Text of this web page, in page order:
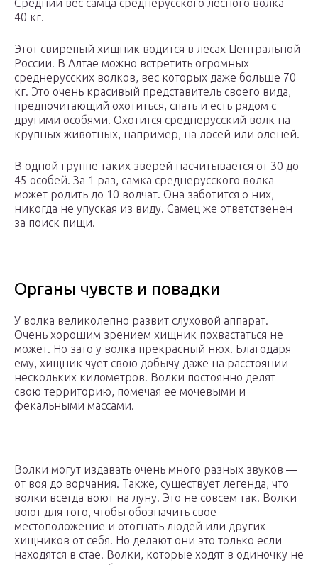
Средний вес самца среднерусского лесного волка –
40 кг.
Этот свирепый хищник водится в лесах Центральной
России. В Алтае можно встретить огромных
среднерусских волков, вес которых даже больше 70
кг. Это очень красивый представитель своего вида,
предпочитающий охотиться, спать и есть рядом с
другими особями. Охотится среднерусский волк на
крупных животных, например, на лосей или оленей.
В одной группе таких зверей насчитывается от 30 до
45 особей. За 1 раз, самка среднерусского волка
может родить до 10 волчат. Она заботится о них,
никогда не упуская из виду. Самец же ответственен
за поиск пищи.
Органы чувств и повадки
У волка великолепно развит слуховой аппарат.
Очень хорошим зрением хищник похвастаться не
может. Но зато у волка прекрасный нюх. Благодаря
ему, хищник чует свою добычу даже на расстоянии
нескольких километров. Волки постоянно делят
свою территорию, помечая ее мочевыми и
фекальными массами.
Волки могут издавать очень много разных звуков —
от воя до ворчания. Также, существует легенда, что
волки всегда воют на луну. Это не совсем так. Волки
воют для того, чтобы обозначить свое
местоположение и отогнать людей или других
хищников от себя. Но делают они это только если
находятся в стае. Волки, которые ходят в одиночку не